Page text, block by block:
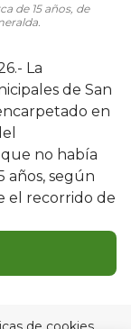
de 15 años, de
La
de San
en
no había
años, según
el recorrido de